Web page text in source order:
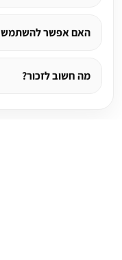
האם אפשר להשתמש
מה חשוב לזכור?